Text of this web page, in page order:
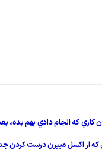
كاري كه انجام دادي بهم
از اكسل ميبرن درست كردن